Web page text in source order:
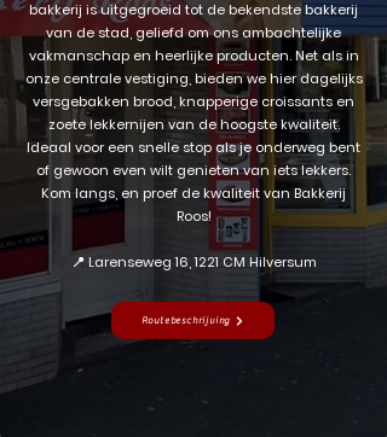
bakkerij is uitgegroeid tot de bekendste bakkerij
van de stad, geliefd om ons ambachtelijke
vakmanschap en heerlijke producten. Net als in
onze centrale vestiging, bieden we hier dagelijks
versgebakken brood, knapperige croissants en
zoete lekkernijen van de hoogste kwaliteit.
Ideaal voor een snelle stop als je onderweg bent
of gewoon even wilt genieten van iets lekkers.
Kom langs, en proef de kwaliteit van Bakkerij
Roos!
📍 Larenseweg 16, 1221 CM Hilversum
Routebeschrijving